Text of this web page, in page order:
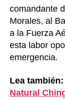
comandante
Morales, al
a la Fuerza
esta labor
emergencia.
Lea también:
Natural